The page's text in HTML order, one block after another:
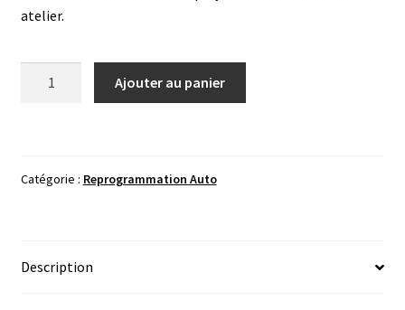
atelier.
IMMO
Solution
Ajouter au panier
Catégorie : Reprogrammation Auto
Description